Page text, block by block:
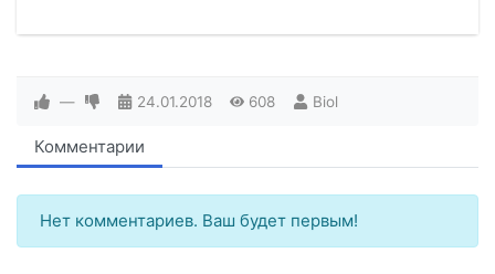
— 24.01.2018 608 Biol
Комментарии
Нет комментариев. Ваш будет первым!